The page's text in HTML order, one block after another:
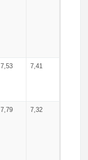
7,53 7,41
7,79 7,32